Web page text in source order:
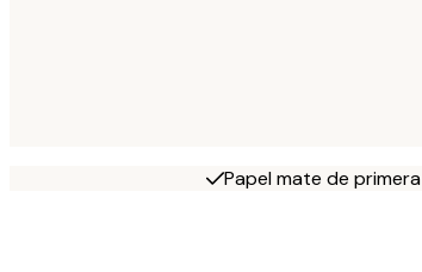
Papel mate de primera